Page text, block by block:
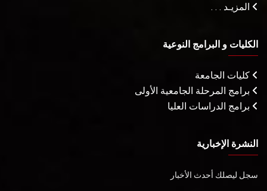
المزيـد . . .
الكليات و البرامج النوعية
كليات الجامعة
برامج المرحلة الجامعية الأولى
برامج الدراسات العليا
النشرة الإخبارية
سجل ليصلك أحدث الأخبار